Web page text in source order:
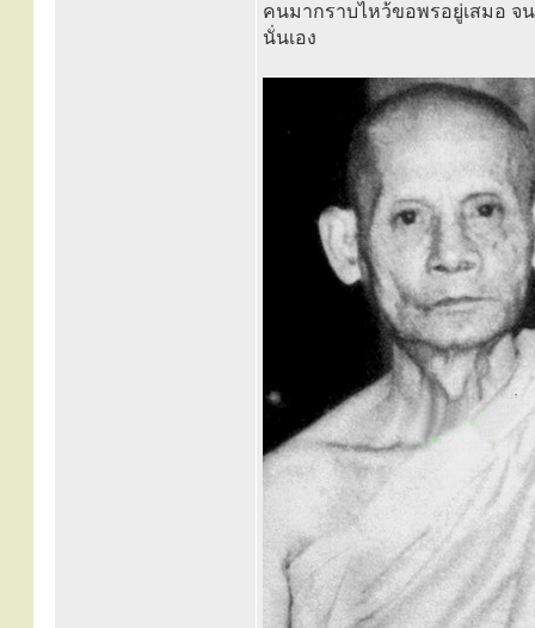
คนมากราบไหว้ขอพรอยู่เสมอ
นั่นเอง